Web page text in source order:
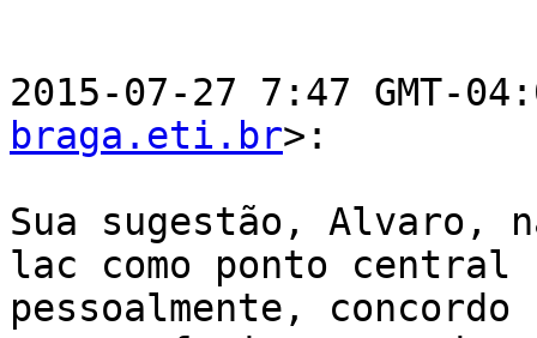
2015-07-27 7:47 GMT-
braga.eti.br>:
Sua sugestão,
lac como ponto
pessoalmente, concordo